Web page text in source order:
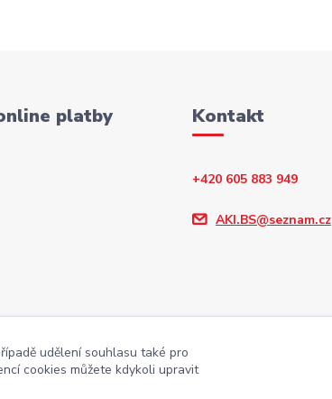
platby Kontakt
+420 605 883 949
AKI.BS@seznam.cz
udělení souhlasu také pro
cookies můžete kdykoli upravit